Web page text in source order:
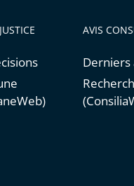
en
AVIS
Derniers